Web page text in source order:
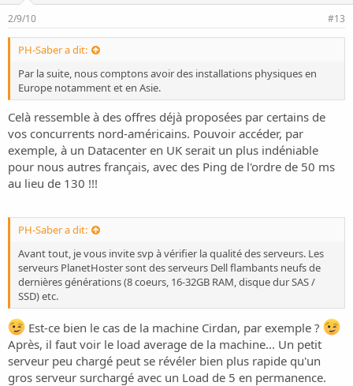
2/9/10 #13
PH-Saber a dit:
Par la suite, nous comptons avoir des installations physiques en
Europe notamment et en Asie.
Celà ressemble à des offres déjà proposées par certains de
vos concurrents nord-américains. Pouvoir accéder, par
exemple, à un Datacenter en UK serait un plus indéniable
pour nous autres français, avec des Ping de l'ordre de 50 ms
au lieu de 130 !!!
PH-Saber a dit:
Avant tout, je vous invite svp à vérifier la qualité des serveurs. Les
serveurs PlanetHoster sont des serveurs Dell flambants neufs de
dernières générations (8 coeurs, 16-32GB RAM, disque dur SAS /
SSD) etc.
Est-ce bien le cas de la machine Cirdan, par exemple ?
Après, il faut voir le load average de la machine... Un petit
serveur peu chargé peut se révéler bien plus rapide qu'un
gros serveur surchargé avec un Load de 5 en permanence.